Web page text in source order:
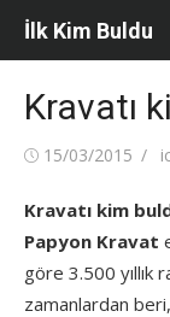
Skip
İlk Kim Buldu
Kravatı
Posted
15/03/2015
Kravatı kim
Papyon Kravat
göre 3.500 yıllık
zamanlardan